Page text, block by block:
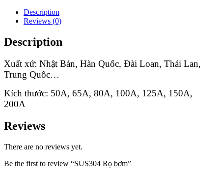
Description
Reviews (0)
Description
Xuất xứ: Nhật Bản, Hàn Quốc, Đài Loan, Thái Lan,
Trung Quốc…
Kích thước: 50A, 65A, 80A, 100A, 125A, 150A,
200A
Reviews
There are no reviews yet.
Be the first to review “SUS304 Rọ bơm”